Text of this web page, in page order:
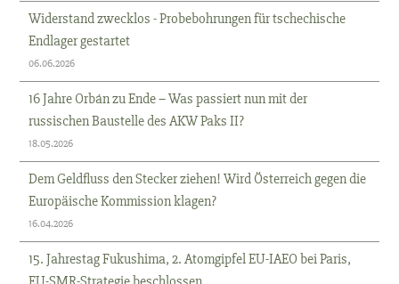
Widerstand zwecklos - Probebohrungen für tschechische
Endlager gestartet
06.06.2026
16 Jahre Orbán zu Ende – Was passiert nun mit der
russischen Baustelle des AKW Paks II?
18.05.2026
Dem Geldfluss den Stecker ziehen! Wird Österreich gegen die
Europäische Kommission klagen?
16.04.2026
15. Jahrestag Fukushima, 2. Atomgipfel EU-IAEO bei Paris,